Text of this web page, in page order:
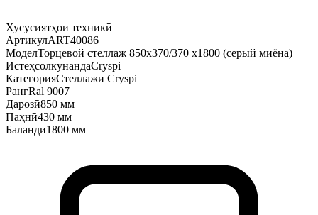
Хусусиятҳои техникӣ
АртикулART40086
МоделТорцевой стеллаж 850х370/370 х1800 (серый миёна)
ИстеҳсолкунандаCryspi
КатегорияСтеллажи Cryspi
РангRal 9007
Дарозӣ850 мм
Паҳнӣ430 мм
Баландӣ1800 мм